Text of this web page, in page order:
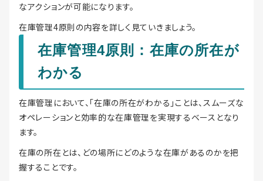
なアクションが可能になります。
在庫管理4原則の内容を詳しく見ていきましょう。
在庫管理4原則：在庫の所在が
わかる
在庫管理において、「在庫の所在がわかる」ことは、スムーズな
オペレーションと効率的な在庫管理を実現するベースとなり
ます。
在庫の所在とは、どの場所にどのような在庫があるのかを把
握することです。